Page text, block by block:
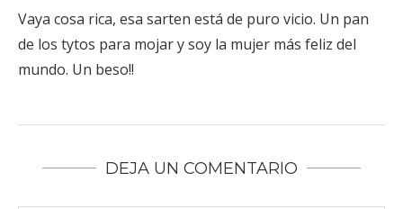
Vaya cosa rica, esa sarten está de puro vicio. Un pan
de los tytos para mojar y soy la mujer más feliz del
mundo. Un beso!!
DEJA UN COMENTARIO